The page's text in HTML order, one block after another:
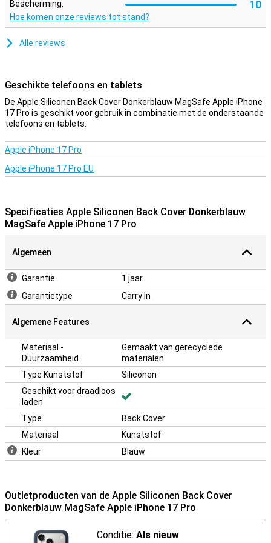
screenprotector.
Kleurrijke back cover
De Apple Siliconen Back Cover Donkerblauw MagSafe Apple iPhone
Bescherming: 10
Hoe komen onze reviews tot stand?
Alle reviews
Geschikte telefoons en tablets
De Apple Siliconen Back Cover Donkerblauw MagSafe Apple iPhone
17 Pro is geschikt voor gebruik in combinatie met de onderstaande
telefoons en tablets.
Apple iPhone 17 Pro
Apple iPhone 17 Pro EU
Specificaties Apple Siliconen Back Cover Donkerblauw
MagSafe Apple iPhone 17 Pro
Algemeen
Garantie
1 jaar
Garantietype
Carry In
Algemene Features
Materiaal -
Duurzaamheid
Gemaakt van gerecyclede
materialen
Type Kunststof
Siliconen
Geschikt voor draadloos
laden
Type
Back Cover
Materiaal
Kunststof
Kleur
Blauw
Outletproducten van de Apple Siliconen Back Cover
Donkerblauw MagSafe Apple iPhone 17 Pro
Conditie:Als nieuw